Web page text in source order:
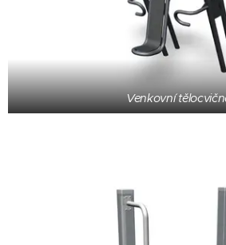
Venkovní